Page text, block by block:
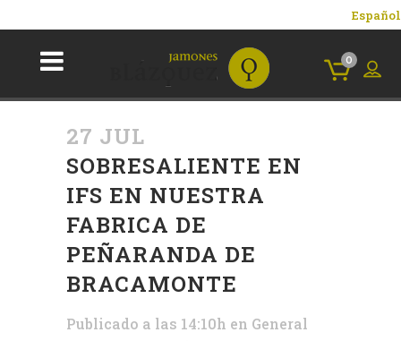
Español
0
27 JUL
SOBRESALIENTE EN
IFS EN NUESTRA
FABRICA DE
PEÑARANDA DE
BRACAMONTE
Publicado a las 14:10h en General